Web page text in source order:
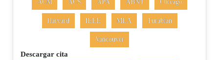
ACM ACS APA ABNT Chicago
Harvard IEEE MLA Turabian
Vancouver
Descargar cita